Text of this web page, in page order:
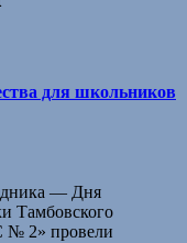
для школьников
— Дня
Тамбовского
2» провели